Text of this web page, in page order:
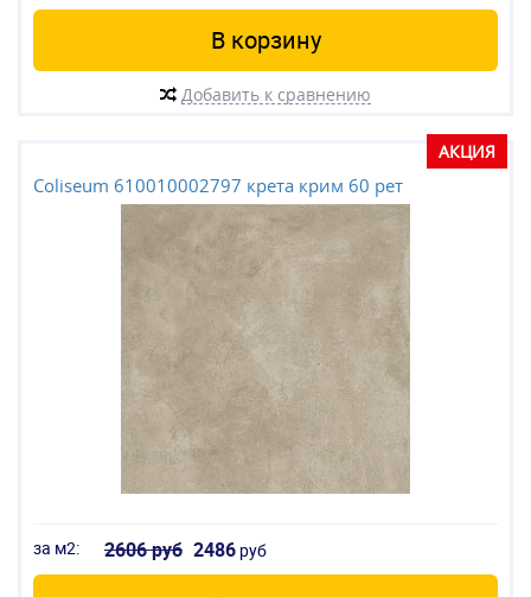
В корзину
Добавить к сравнению
АКЦИЯ
Coliseum 610010002797 крета крим 60 рет
за м2: 2606 руб 2486 руб